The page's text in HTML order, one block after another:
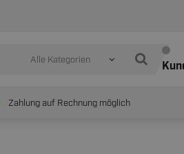
Alle Kategorien
Zahlung auf Rechnung möglich